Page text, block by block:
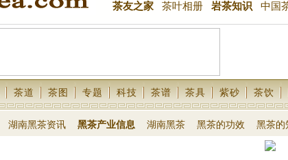
茶友之家 茶叶相册 岩茶知识 中国
茶道 茶图 专题 科技 茶谱 茶具 紫砂 茶饮
湖南黑茶资讯 黑茶产业信息 湖南黑茶 黑茶的功效 黑茶的